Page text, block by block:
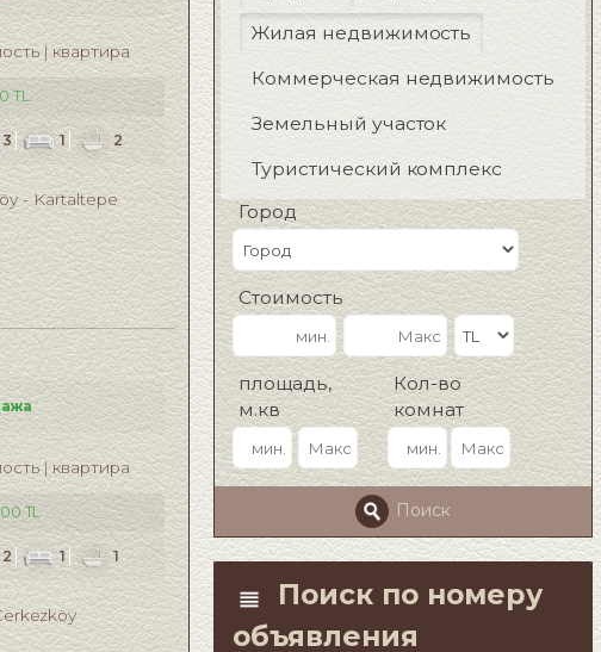
квартира
TL
3 1 2
- Kartaltepe
квартира
TL
2 1 1
Жилая недвижимость
Коммерческая недвижимость
Земельный участок
Туристический комплекс
Город
Стоимость
площадь,
м.кв
Кол-во
комнат
Поиск
Поиск по номеру
объявления